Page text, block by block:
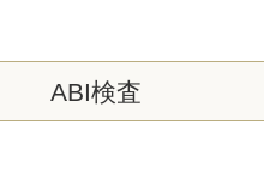
ABI検査